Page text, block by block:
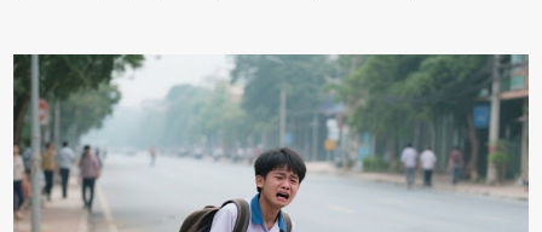
có tin tức. Mọi gánh nặng đổ dồn lên đôi vai gầy guộc của bà nội –
cụ Nguyễn Thị Đào – và cậu con trai cả là Trí, lúc đó mới chỉ 17 tuổi.
Trí là học sinh giỏi toàn huyện, học lớp 12 nhưng đã biết làm ruộng,
làm thuê, biết đi cày thuê từ 4h sáng rồi lại tất tả về đi học. Người
trong làng thương lắm, bảo: “Thằng Trí học giỏi mà hiền, sau này
nên ông này bà nọ đó!” Trí có ba cô em gái: Mai, Lan và Hương – ba